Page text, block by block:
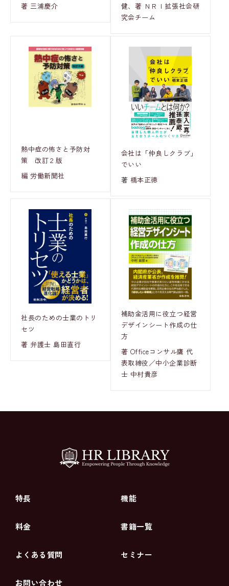
著 三浦慶介
健、著 ＮＲＩ拡張社会研
究会チーム
熱中症の怖さと予防対
策 改訂２版
編 労働新聞社
会社は「仲良しクラブ」
でいい
著 橋本正徳
社長のための士業のトリ
セツ
著 弁護士 島田直行
補助金活用に役立つ経営
デザインシート作成の仕
方
著 Officeコンサル鷹 代
表取締役／中小企業診断
士 中村貴彦
特長 機能
料金 書籍一覧
よくある質問 セミナー
お問い合わせ